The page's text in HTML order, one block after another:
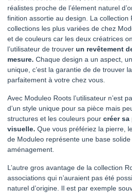
réalistes proche de l’élement naturel
finition assortie au design. La collection
collections les plus variées de chez
et de couleurs car les deux créatrices
l’utilisateur de trouver un revêtement
mesure. Chaque design a un aspect,
unique, c’est la garantie de de trouver
parfaitement à votre chez vous.
Avec Moduleo Roots l’utilisateur n’est
d’un style unique pour sa pièce mais
structures et les couleurs pour créer
visuelle. Que vous préfériez la pierre,
de Moduleo représente une base
aménagement.
L’autre gros avantage de la collection
associations qui n’auraient pas été
naturel d’origine. Il est par exemple